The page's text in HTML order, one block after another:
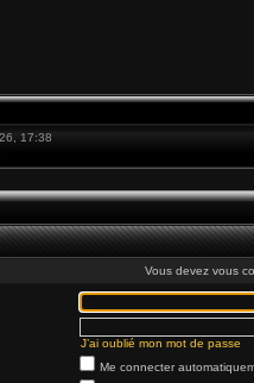
17:38
Vous devez vous
J’ai oublié mon mot de passe
Me connecter